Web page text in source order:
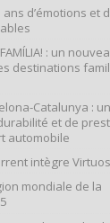
d’émotions et
: un
destinations
Catalunya :
et de
automobile
intègre
mondiale de la